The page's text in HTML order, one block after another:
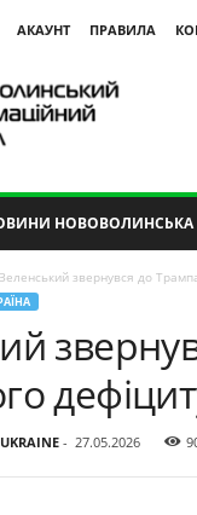
АКАУНТ ПРАВИЛА
НОВОВОЛИНСЬКА
Зеленський звернувся до
- 27.05.2026